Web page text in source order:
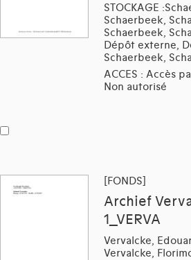
STOCKAGE
Schaerbeek,
Schaerbeek,
Dépôt externe,
Schaerbeek,
ACCES : Accès
Non autorisé
[FONDS]
Archief
1_VERVA
Vervalcke,
Vervalcke,